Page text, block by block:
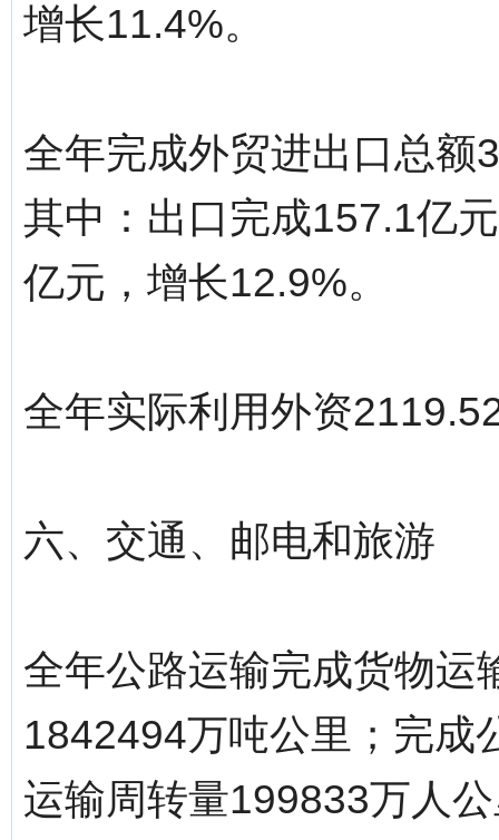
增长11.4%。
全年完成外贸进出口总额
其中：出口完成157.1亿
亿元，增长12.9%。
全年实际利用外资
六、交通、邮电和旅游
全年公路运输完成货物运
1842494万吨公里；完成
运输周转量199833万人